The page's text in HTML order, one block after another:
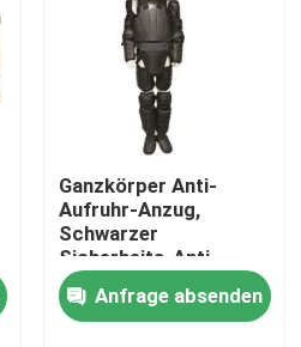
Ganzkörper Anti-
Aufruhr-Anzug,
Schwarzer
Sicherheits-Anti-
Bakterien-Anti-
Aufruhr-Anzug
Anfrage absenden